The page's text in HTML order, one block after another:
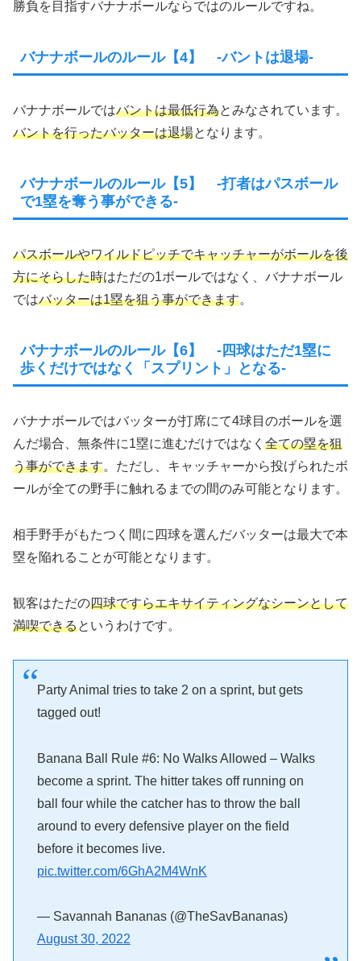
勝負を目指すバナナボールならではのルールですね。
バナナボールのルール【4】 -バントは退場-
バナナボールではバントは最低行為とみなされています。
バントを行ったバッターは退場となります。
バナナボールのルール【5】 -打者はパスボール
で1塁を奪う事ができる-
パスボールやワイルドピッチでキャッチャーがボールを後
方にそらした時はただの1ボールではなく、バナナボール
ではバッターは1塁を狙う事ができます。
バナナボールのルール【6】 -四球はただ1塁に
歩くだけではなく「スプリント」となる-
バナナボールではバッターが打席にて4球目のボールを選
んだ場合、無条件に1塁に進むだけではなく 全ての塁を狙
う事ができます。ただし、キャッチャーから投げられたボ
ールが全ての野手に触れるまでの間のみ可能となります。
相手野手がもたつく間に四球を選んだバッターは最大で本
塁を陥れることが可能となります。
観客はただの四球ですらエキサイティングなシーンとして
満喫できるというわけです。
Party Animal tries to take 2 on a sprint, but gets
tagged out!
Banana Ball Rule #6: No Walks Allowed – Walks
become a sprint. The hitter takes off running on
ball four while the catcher has to throw the ball
around to every defensive player on the field
before it becomes live.
pic.twitter.com/6GhA2M4WnK
— Savannah Bananas (@TheSavBananas)
August 30, 2022